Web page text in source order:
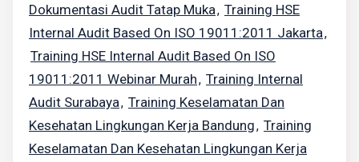
Dokumentasi Audit Tatap Muka, Training HSE
Internal Audit Based On ISO 19011:2011 Jakarta,
Training HSE Internal Audit Based On ISO
19011:2011 Webinar Murah, Training Internal
Audit Surabaya, Training Keselamatan Dan
Kesehatan Lingkungan Kerja Bandung, Training
Keselamatan Dan Kesehatan Lingkungan Kerja